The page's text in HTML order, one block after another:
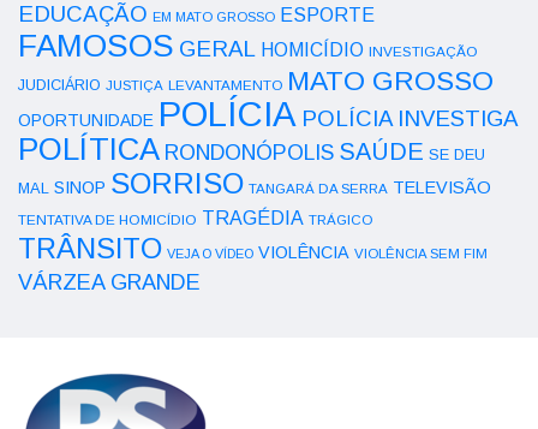
EDUCAÇÃO EM MATO GROSSO ESPORTE
FAMOSOS GERAL HOMICÍDIO INVESTIGAÇÃO
JUDICIÁRIO JUSTIÇA LEVANTAMENTO MATO GROSSO
OPORTUNIDADE POLÍCIA POLÍCIA INVESTIGA
POLÍTICA RONDONÓPOLIS SAÚDE SE DEU
MAL SINOP SORRISO TANGARÁ DA SERRA TELEVISÃO
TENTATIVA DE HOMICÍDIO TRAGÉDIA TRÁGICO
TRÂNSITO VEJA O VÍDEO VIOLÊNCIA VIOLÊNCIA SEM FIM
VÁRZEA GRANDE